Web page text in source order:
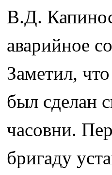
В.Д.
аварийное
Заметил,
был сделан
часовни.
бригаду